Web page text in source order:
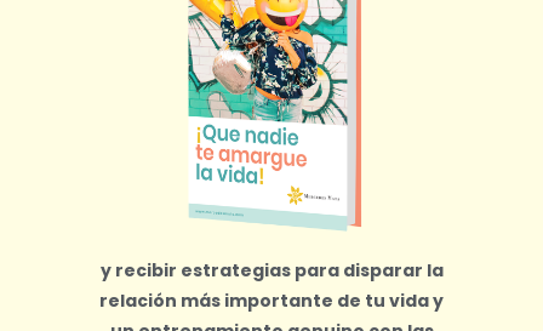
y recibir estrategias para disparar la
relación más importante de tu vida y